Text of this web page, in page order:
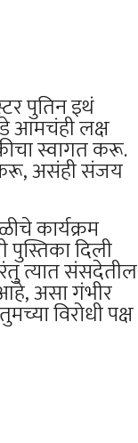
पुतिन इथं
आमचंही लक्ष
स्वागत करू.
असंही संजय
कार्यक्रम
पुस्तिका दिली
त्यात संसदेतील
असा गंभीर
विरोधी पक्ष